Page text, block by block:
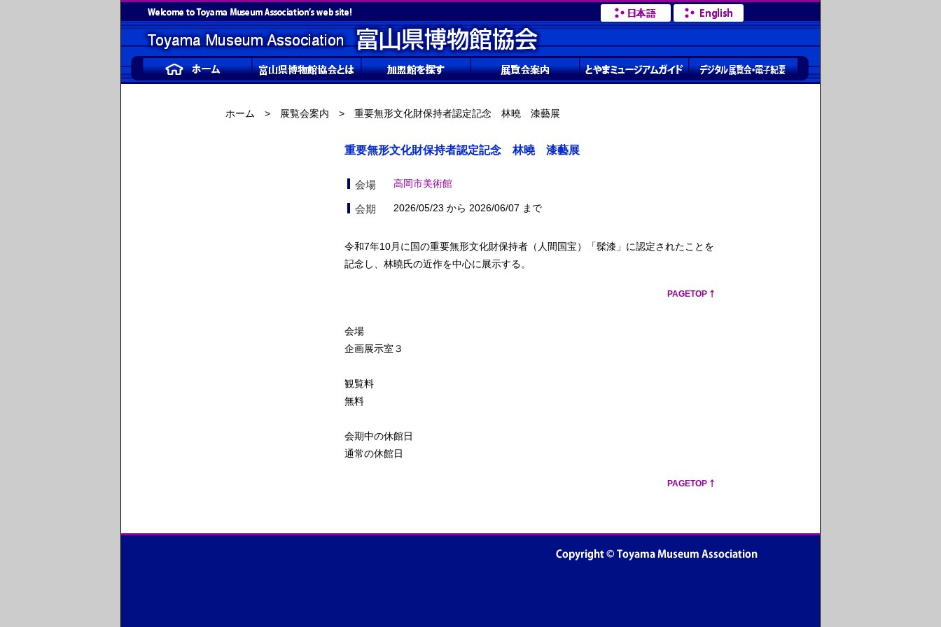
ホーム > 展覧会案内 > 重要無形文化財保持者認定記念 林曉 漆藝展
重要無形文化財保持者認定記念 林曉 漆藝展
会場 高岡市美術館
会期 2026/05/23 から 2026/06/07 まで
令和7年10月に国の重要無形文化財保持者（人間国宝）「髹漆」に認定されたことを
記念し、林曉氏の近作を中心に展示する。
PAGETOP
会場
企画展示室３
観覧料
無料
会期中の休館日
通常の休館日
PAGETOP